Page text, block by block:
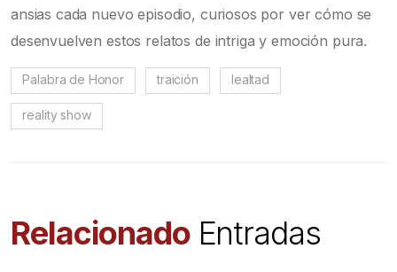
ansias cada nuevo episodio, curiosos por ver cómo se
desenvuelven estos relatos de intriga y emoción pura.
Palabra de Honor traición lealtad
reality show
RelacionadoEntradas